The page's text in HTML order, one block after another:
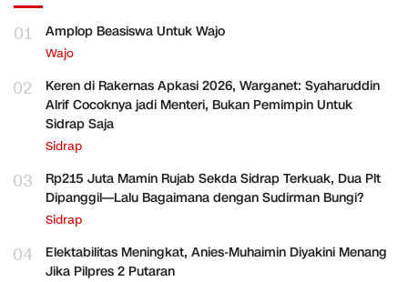
01 Amplop Beasiswa Untuk Wajo
Wajo
02
Keren di Rakernas Apkasi 2026, Warganet: Syaharuddin
Alrif Cocoknya jadi Menteri, Bukan Pemimpin Untuk
Sidrap Saja
Sidrap
03
Rp215 Juta Mamin Rujab Sekda Sidrap Terkuak, Dua Plt
Dipanggil—Lalu Bagaimana dengan Sudirman Bungi?
Sidrap
04
Elektabilitas Meningkat, Anies-Muhaimin Diyakini Menang
Jika Pilpres 2 Putaran